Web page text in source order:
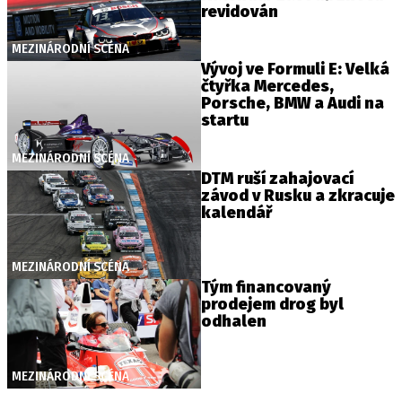
Provozovatelem serveru autoroad.cz je
INCORP MEDIA GROUP s.r.o., IČ: 118 23 054
MEZINÁRODNÍ SCÉNA
revidován
MEZINÁRODNÍ SCÉNA
Vývoj ve Formuli E: Velká
čtyřka Mercedes,
Porsche, BMW a Audi na
startu
MEZINÁRODNÍ SCÉNA
DTM ruší zahajovací
závod v Rusku a zkracuje
kalendář
MEZINÁRODNÍ SCÉNA
Tým financovaný
prodejem drog byl
odhalen